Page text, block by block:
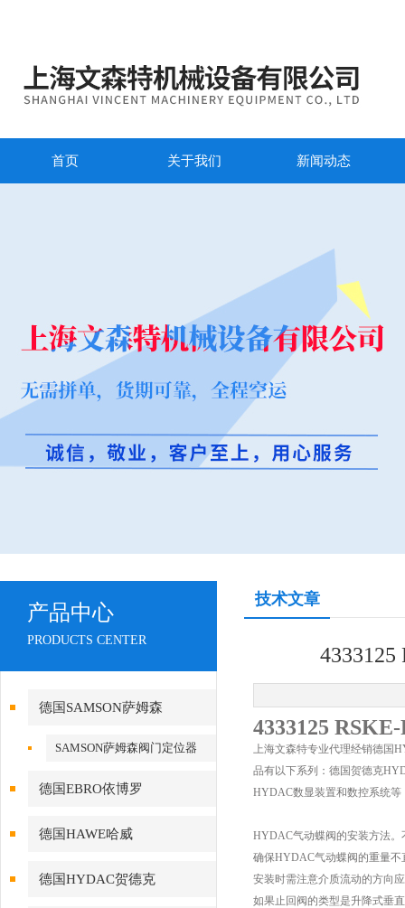
首页 关于我们 新闻动态
产品中心
PRODUCTS CENTER
德国SAMSON萨姆森
SAMSON萨姆森阀门定位器
德国EBRO依博罗
德国HAWE哈威
德国HYDAC贺德克
技术文章
4333125
上海文森特专业代理经销德国
品有以下系列：德国贺德克
HYDAC数显装置和数控系统等
HYDAC气动蝶阀的安装方法
确保HYDAC气动蝶阀的重量
安装时需注意介质流动的方向
如果止回阀的类型是升降式垂